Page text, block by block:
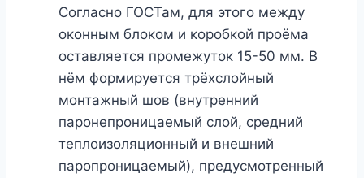
Согласно ГОСТам, для этого между
оконным блоком и коробкой проёма
оставляется промежуток 15-50 мм. В
нём формируется трёхслойный
монтажный шов (внутренний
паронепроницаемый слой, средний
теплоизоляционный и внешний
паропроницаемый), предусмотренный